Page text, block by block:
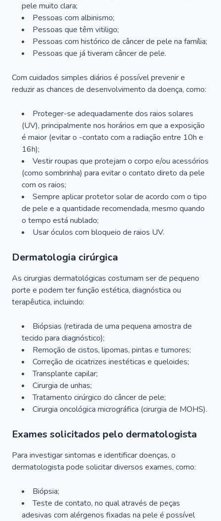
pele muito clara;
Pessoas com albinismo;
Pessoas que têm vitiligo;
Pessoas com histórico de câncer de pele na família;
Pessoas que já tiveram câncer de pele.
Com cuidados simples diários é possível prevenir e
reduzir as chances de desenvolvimento da doença, como:
Proteger-se adequadamente dos raios solares
(UV), principalmente nos horários em que a exposição
é maior (evitar o -contato com a radiação entre 10h e
16h);
Vestir roupas que protejam o corpo e/ou acessórios
(como sombrinha) para evitar o contato direto da pele
com os raios;
Sempre aplicar protetor solar de acordo com o tipo
de pele e a quantidade recomendada, mesmo quando
o tempo está nublado;
Usar óculos com bloqueio de raios UV.
Dermatologia cirúrgica
As cirurgias dermatológicas costumam ser de pequeno
porte e podem ter função estética, diagnóstica ou
terapêutica, incluindo:
Biópsias (retirada de uma pequena amostra de
tecido para diagnóstico);
Remoção de cistos, lipomas, pintas e tumores;
Correção de cicatrizes inestéticas e queloides;
Transplante capilar;
Cirurgia de unhas;
Tratamento cirúrgico do câncer de pele;
Cirurgia oncológica micrográfica (cirurgia de MOHS).
Exames solicitados pelo dermatologista
Para investigar sintomas e identificar doenças, o
dermatologista pode solicitar diversos exames, como:
Biópsia;
Teste de contato, no qual através de peças
adesivas com alérgenos fixadas na pele é possível